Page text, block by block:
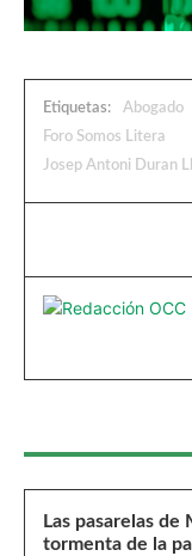
Etiquetas:
Abogado
Foro Somos Litera
Josep Antoni Duran
Las pasarelas
tormenta de la